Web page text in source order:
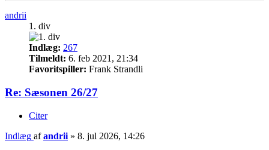
andrii
1. div
Indlæg: 267
Tilmeldt: 6. feb 2021, 21:34
Favoritspiller: Frank Strandli
Re: Sæsonen 26/27
Citer
Indlæg afandrii » 8. jul 2026, 14:26